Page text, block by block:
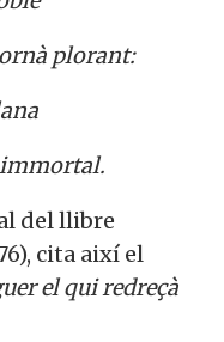
plorant:
del llibre
cita així el
el qui redreçà